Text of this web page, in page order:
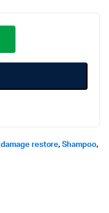
damage restore,Shampoo,